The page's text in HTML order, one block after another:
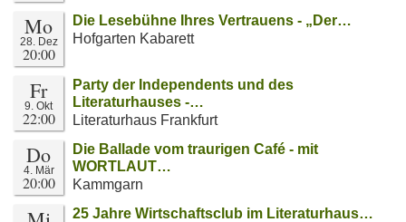
Mo
28. Dez
20:00
Die Lesebühne Ihres Vertrauens - „Der…
Hofgarten Kabarett
Fr
9. Okt
22:00
Party der Independents und des
Literaturhauses -…
Literaturhaus Frankfurt
Do
4. Mär
20:00
Die Ballade vom traurigen Café - mit
WORTLAUT…
Kammgarn
25 Jahre Wirtschaftsclub im Literaturhaus…